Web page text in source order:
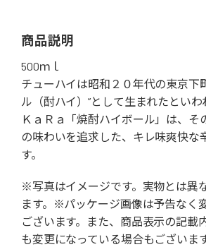
商品説明
500ｍｌ
チューハイは昭和２０年代の東京下
ル（酎ハイ）”として生まれたといわ
ＫａＲａ「焼酎ハイボール」は、そ
の味わいを追求した、キレ味爽快な
す。
※写真はイメージです。実物とは異
ます。※パッケージ画像は予告なく
ございます。また、商品表示の記載
も変更になっている場合もございま